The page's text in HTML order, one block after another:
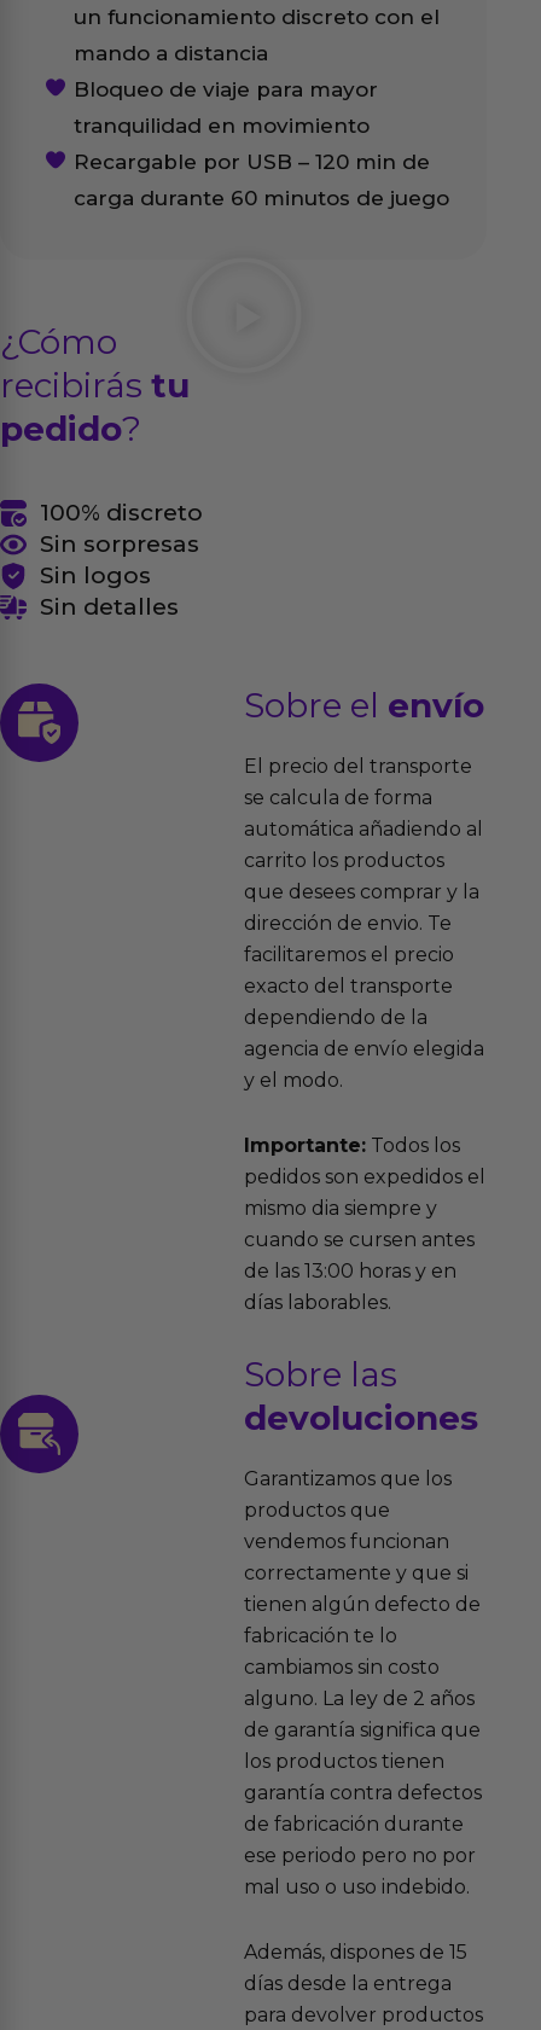
un funcionamiento discreto con el
mando a distancia
Bloqueo de viaje para mayor
tranquilidad en movimiento
Recargable por USB – 120 min de
carga durante 60 minutos de juego
¿Cómo
recibirás tu
pedido?
100% discreto
Sin sorpresas
Sin logos
Sin detalles
Sobre el envío
El precio del transporte
se calcula de forma
automática añadiendo al
carrito los productos
que desees comprar y la
dirección de envio. Te
facilitaremos el precio
exacto del transporte
dependiendo de la
agencia de envío elegida
y el modo.
Importante:Todos los
pedidos son expedidos el
mismo dia siempre y
cuando se cursen antes
de las 13:00 horas y en
días laborables.
Sobre las
devoluciones
Garantizamos que los
productos que
vendemos funcionan
correctamente y que si
tienen algún defecto de
fabricación te lo
cambiamos sin costo
alguno. La ley de 2 años
de garantía significa que
los productos tienen
garantía contra defectos
de fabricación durante
ese periodo pero no por
mal uso o uso indebido.
Además, dispones de 15
días desde la entrega
para devolver productos